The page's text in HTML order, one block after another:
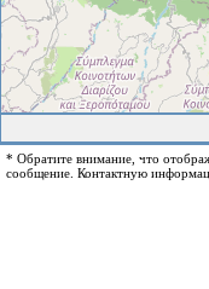
* Обратите внимание, что
сообщение. Контактную